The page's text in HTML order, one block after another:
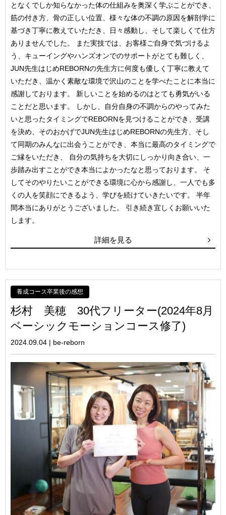
となくでしか知らなかった体の仕組みを奥深く学ぶことができ、
筋の付き方、骨の正しい位置、様々な体の不調の原因を解剖学に
基づき丁寧に教えていただき、日々感動し、そして楽しくて仕方
ありませんでした。 また実技では、お客様ご自身で気づけるよ
う、キューイングやハンズオンでのサポートがとても難しく、
JUN先生はじめREBORNの先生方に何度も優しく丁寧に教えて
いただき、温かく素敵な環境で沢山のことを学べたことに本当に
感謝しております。 新しいことを始めるのはとても勇気がいる
ことだと思います。 しかし、自分自身の不調からのやってみた
いと思ったタイミングでREBORNを見つけることができ、受講
を決め、そのおかげでJUN先生はじめREBORNの先生方、そし
て同期のみんなに出会うことができ、本当に最高のタイミングで
ご縁をいただき、 自分の気持ちを大切にしっかり向き合い、一
歩踏み出すことができ本当によかったなと思っております。 そ
してそのやりたいことができる環境に心から感謝し、一人でも多
くの人を笑顔にできるよう、学びを続けていきたいです。 半年
間本当にありがとうございました。 引き続き宜しくお願いいた
します。
詳細を見る
養成コース卒業後の感想
杉村 美穂 30代フリーター(2024年8月
ベーシックモーションコース修了)
2024.09.04 | be-reborn